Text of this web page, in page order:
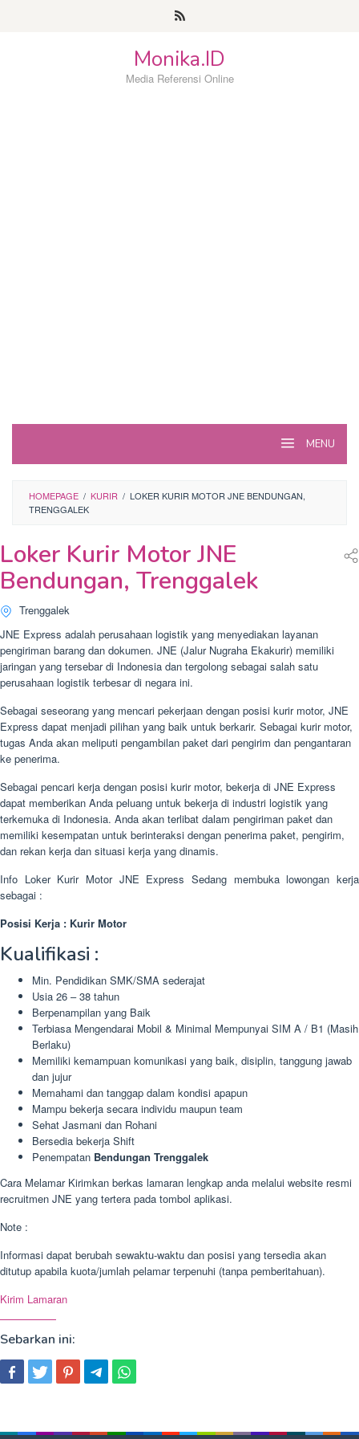
Monika.ID
Media Referensi Online
MENU
HOMEPAGE / KURIR / LOKER KURIR MOTOR JNE BENDUNGAN,
TRENGGALEK
Loker Kurir Motor JNE
Bendungan, Trenggalek
Trenggalek
JNE Express adalah perusahaan logistik yang menyediakan layanan
pengiriman barang dan dokumen. JNE (Jalur Nugraha Ekakurir) memiliki
jaringan yang tersebar di Indonesia dan tergolong sebagai salah satu
perusahaan logistik terbesar di negara ini.
Sebagai seseorang yang mencari pekerjaan dengan posisi kurir motor, JNE
Express dapat menjadi pilihan yang baik untuk berkarir. Sebagai kurir motor,
tugas Anda akan meliputi pengambilan paket dari pengirim dan pengantaran
ke penerima.
Sebagai pencari kerja dengan posisi kurir motor, bekerja di JNE Express
dapat memberikan Anda peluang untuk bekerja di industri logistik yang
terkemuka di Indonesia. Anda akan terlibat dalam pengiriman paket dan
memiliki kesempatan untuk berinteraksi dengan penerima paket, pengirim,
dan rekan kerja dan situasi kerja yang dinamis.
Info Loker Kurir Motor JNE Express Sedang membuka lowongan kerja
sebagai :
Posisi Kerja : Kurir Motor
Kualifikasi :
Min. Pendidikan SMK/SMA sederajat
Usia 26 – 38 tahun
Berpenampilan yang Baik
Terbiasa Mengendarai Mobil & Minimal Mempunyai SIM A / B1 (Masih
Berlaku)
Memiliki kemampuan komunikasi yang baik, disiplin, tanggung jawab
dan jujur
Memahami dan tanggap dalam kondisi apapun
Mampu bekerja secara individu maupun team
Sehat Jasmani dan Rohani
Bersedia bekerja Shift
Penempatan Bendungan Trenggalek
Cara Melamar Kirimkan berkas lamaran lengkap anda melalui website resmi
recruitmen JNE yang tertera pada tombol aplikasi.
Note :
Informasi dapat berubah sewaktu-waktu dan posisi yang tersedia akan
ditutup apabila kuota/jumlah pelamar terpenuhi (tanpa pemberitahuan).
Kirim Lamaran
Sebarkan ini: